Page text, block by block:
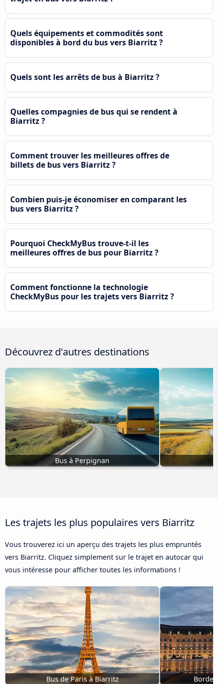
Quels équipements et commodités sont
disponibles à bord du bus vers Biarritz ?
Quels sont les arrêts de bus à Biarritz ?
Quelles compagnies de bus qui se rendent à
Biarritz ?
Comment trouver les meilleures offres de
billets de bus vers Biarritz ?
Combien puis-je économiser en comparant les
bus vers Biarritz ?
Pourquoi CheckMyBus trouve-t-il les
meilleures offres de bus pour Biarritz ?
Comment fonctionne la technologie
CheckMyBus pour les trajets vers Biarritz ?
Découvrez d'autres destinations
Bus à Perpignan
Les trajets les plus populaires vers Biarritz
Vous trouverez ici un aperçu des trajets les plus empruntés
vers Biarritz. Cliquez simplement sur le trajet en autocar qui
vous intéresse pour afficher toutes les informations !
Bus de Paris à Biarritz